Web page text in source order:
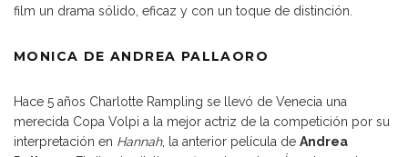
film un drama sólido, eficaz y con un toque de distinción.
MONICA DE ANDREA PALLAORO
Hace 5 años Charlotte Rampling se llevó de Venecia una
merecida Copa Volpi a la mejor actriz de la competición por su
interpretación en Hannah, la anterior película de Andrea